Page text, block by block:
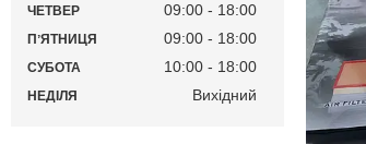
ЧЕТВЕР 09:00 18:00
ПʼЯТНИЦЯ 09:00 18:00
СУБОТА 10:00 18:00
НЕДІЛЯ Вихідний